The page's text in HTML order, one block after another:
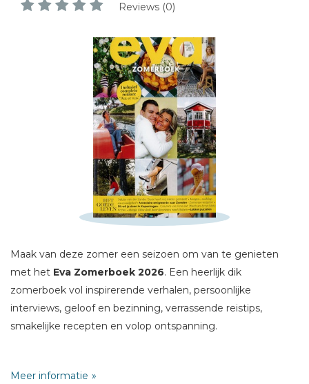
Reviews (0)
Maak van deze zomer een seizoen om van te genieten
met het Eva Zomerboek 2026. Een heerlijk dik
zomerboek vol inspirerende verhalen, persoonlijke
interviews, geloof en bezinning, verrassende reistips,
smakelijke recepten en volop ontspanning.
Nederland en daarbuiten, laat je inspireren door columns en
Meer informatie
Schrijf hieronder je review!
Bericht *